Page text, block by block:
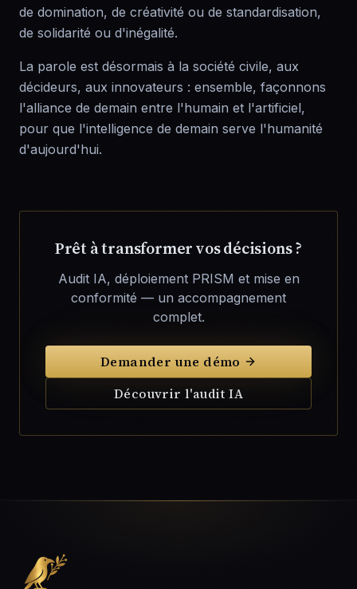
de domination, de créativité ou de standardisation,
de solidarité ou d'inégalité.
La parole est désormais à la société civile, aux
décideurs, aux innovateurs : ensemble, façonnons
l'alliance de demain entre l'humain et l'artificiel,
pour que l'intelligence de demain serve l'humanité
d'aujourd'hui.
Prêt à transformer vos décisions ?
Audit IA, déploiement PRISM et mise en
conformité — un accompagnement
complet.
Demander une démo
Découvrir l'audit IA